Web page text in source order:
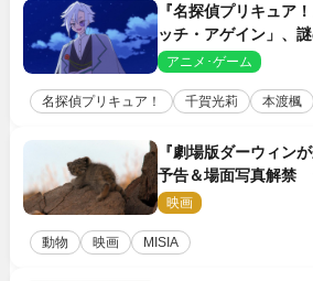
『名探偵プリキュア
ッチ・アゲイン」、
告状が届く
アニメ･ゲーム
名探偵プリキュア！ 千賀光莉 本渡楓
『劇場版ダーウィン
予告＆場面写真解禁
の赤ちゃんが大集合
映画
動物 映画 MISIA